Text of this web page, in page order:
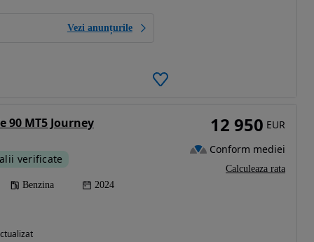
Vezi anunțurile
90 MT5 Journey
verificate
Benzina 2024
12 950 EUR
Conform mediei
Calculeaza rata